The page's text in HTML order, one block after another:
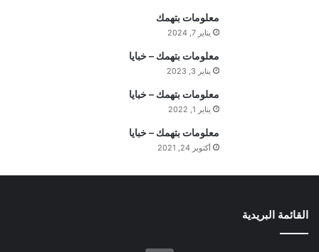
ي
م
معلومات بتهمك
يناير 7, 2024
معلومات بتهمك – خبايا
يناير 3, 2023
معلومات بتهمك – خبايا
يناير 1, 2022
معلومات بتهمك – خبايا
أكتوبر 24, 2021
القائمة البريدية